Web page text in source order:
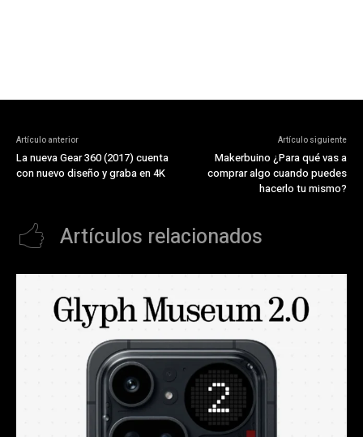
Artículo anterior
La nueva Gear 360 (2017) cuenta
con nuevo diseño y graba en 4K
Artículo siguiente
Makerbuino ¿Para qué vas a
comprar algo cuando puedes
hacerlo tu mismo?
Artículos relacionados